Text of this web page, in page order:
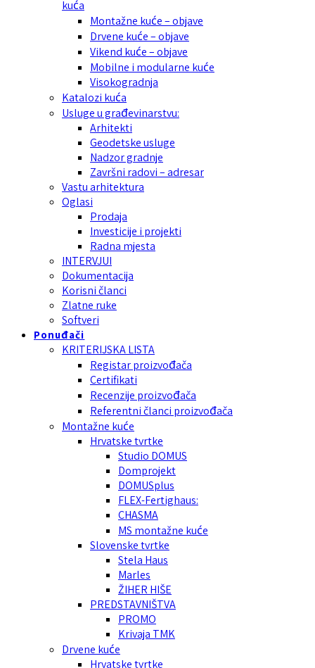
kuća
Montažne kuće – objave
Drvene kuće – objave
Vikend kuće – objave
Mobilne i modularne kuće
Visokogradnja
Katalozi kuća
Usluge u građevinarstvu:
Arhitekti
Geodetske usluge
Nadzor gradnje
Završni radovi – adresar
Vastu arhitektura
Oglasi
Prodaja
Investicije i projekti
Radna mjesta
INTERVJUI
Dokumentacija
Korisni članci
Zlatne ruke
Softveri
Ponuđači
KRITERIJSKA LISTA
Registar proizvođača
Certifikati
Recenzije proizvođača
Referentni članci proizvođača
Montažne kuće
Hrvatske tvrtke
Studio DOMUS
Domprojekt
DOMUSplus
FLEX-Fertighaus:
CHASMA
MS montažne kuće
Slovenske tvrtke
Stela Haus
Marles
ŽIHER HIŠE
PREDSTAVNIŠTVA
PROMO
Krivaja TMK
Drvene kuće
Hrvatske tvrtke